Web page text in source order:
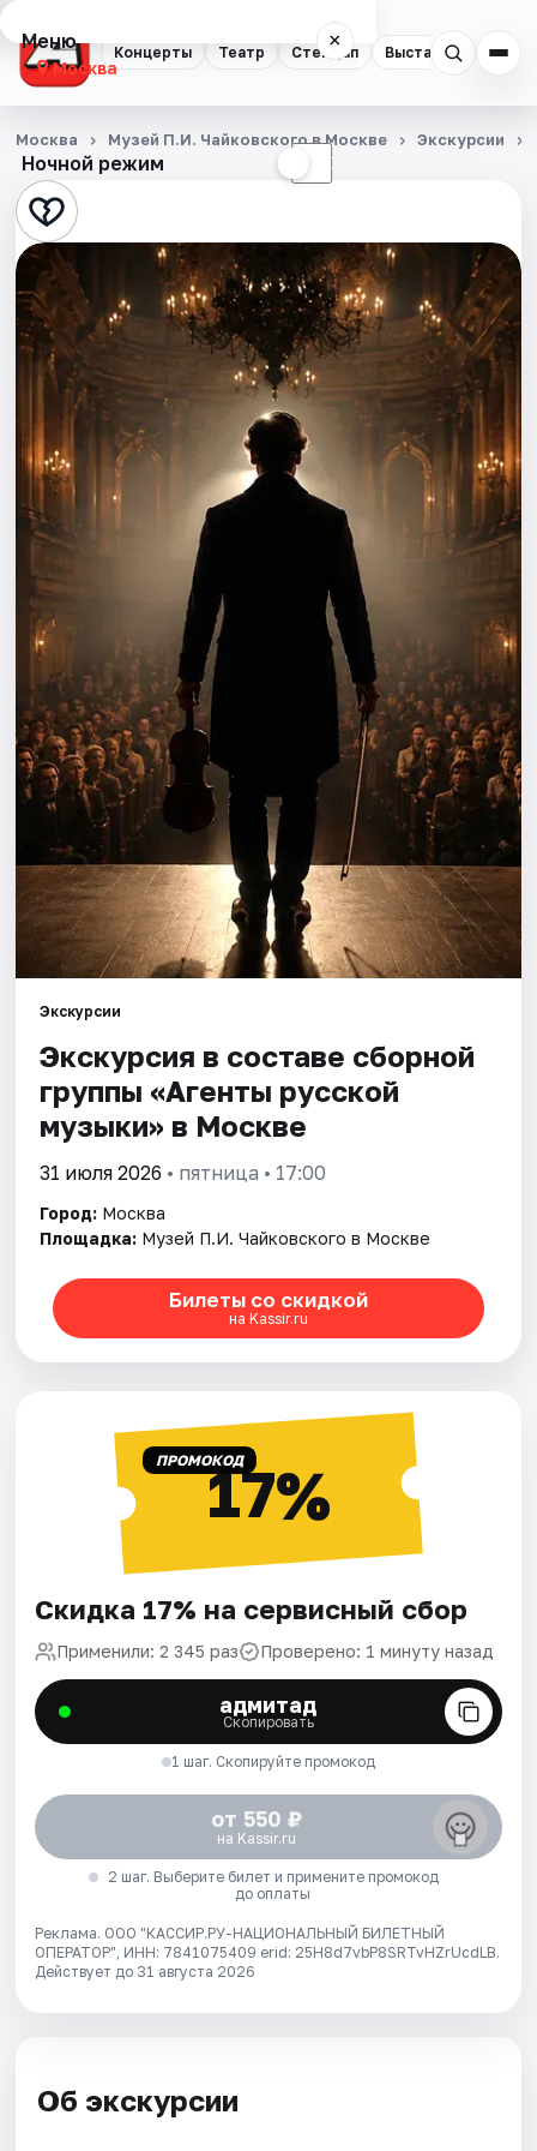
Концерты Театр Стендап Выставки
Меню ×
Москва
Концерты
Театр
Стендап
Выставки
Квесты
Экскурсии
Спорт
События
Города
Площадки
Артисты
Рейтинги
Ночной режим ☾
Москва Музей П.И. Чайковского в Москве Экскурсии
Экскурсии
Экскурсия в составе сборной
группы «Агенты русской
музыки» в Москве
31 июля 2026 • пятница • 17:00
Город: Москва
Площадка: Музей П.И. Чайковского в Москве
Билеты со скидкой
на Kassir.ru
ПРОМОКОД17%
Скидка 17% на сервисный сбор
Применили: 2 345 раз Проверено: 1 минуту назад
адмитад
Скопировать
1 шаг. Скопируйте промокод
от 550 ₽
на Kassir.ru
2 шаг. Выберите билет и примените промокод
до оплаты
Реклама. ООО "КАССИР.РУ-НАЦИОНАЛЬНЫЙ БИЛЕТНЫЙ
ОПЕРАТОР", ИНН: 7841075409 erid: 25H8d7vbP8SRTvHZrUcdLB.
Действует до 31 августа 2026
Об экскурсии